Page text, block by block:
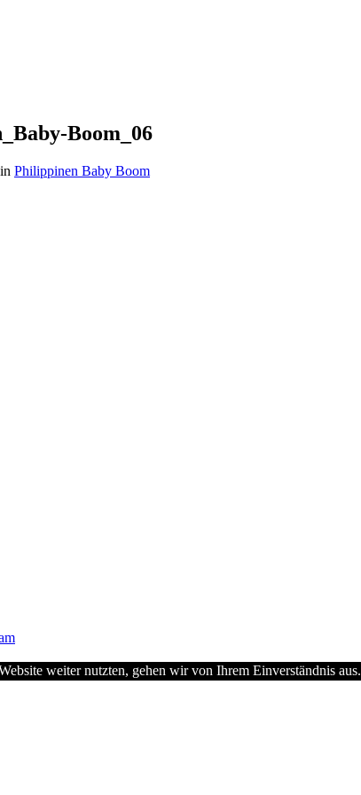
Boom_06
in Philippinen Baby Boom
weiter nutzten, gehen wir von Ihrem Einverständnis aus.